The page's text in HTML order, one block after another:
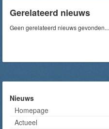
Gerelateerd nieuws
Geen gerelateerd nieuws gevonden...
Nieuws
Homepage
Actueel